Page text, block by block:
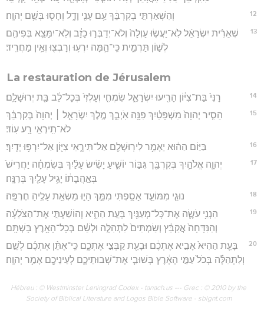
12 וְהִשְׁאַרְתִּ֣י בְקִרְבֵּ֔ךְ עַ֥ם עָנִ֖י וָדָ֑ל וְחָס֖וּ בְּשֵׁ֥ם יְהוָֽה׃
13
שְׁאֵרִ֨ית יִשְׂרָאֵ֜ל לֹֽא־יַעֲשׂ֤וּ עַוְלָה֙ וְלֹא־יְדַבְּר֣וּ כָזָ֔ב וְלֹֽא־יִמָּצֵ֥א בְּפִיהֶ֖ם
לְשׁ֣וֹן תַּרְמִ֑ית כִּֽי־הֵ֛מָּה יִרְע֥וּ וְרָבְצ֖וּ וְאֵ֥ין מַחֲרִֽיד׃
La restauration de Jérusalem
14 רָנִּי֙ בַּת־צִיּ֔וֹן הָרִ֖יעוּ יִשְׂרָאֵ֑ל שִׂמְחִ֤י וְעָלְזִי֙ בְּכָל־לֵ֔ב בַּ֖ת יְרוּשָׁלִָֽם׃
15
הֵסִ֤יר יְהוָה֙ מִשְׁפָּטַ֔יִךְ פִּנָּ֖ה אֹֽיְבֵ֑ךְ מֶ֣לֶךְ יִשְׂרָאֵ֤ל ׀ יְהוָה֙ בְּקִרְבֵּ֔ךְ
לֹא־תִֽירְאִ֥י רָ֖ע עֽוֹד׃
16 בַּיּ֣וֹם הַה֔וּא יֵאָמֵ֥ר לִירֽוּשָׁלִַ֖ם אַל־תִּירָ֑אִי צִיּ֖וֹן אַל־יִרְפּ֥וּ יָדָֽיִךְ׃
17
יְהוָ֧ה אֱלֹהַ֛יִךְ בְּקִרְבֵּ֖ך גִּבּ֣וֹר יוֹשִׁ֑יעַ יָשִׂ֨ישׂ עָלַ֜יִךְ בְּשִׂמְחָ֗ה יַחֲרִישׁ֙
בְּאַ֣הֲבָת֔וֹ יָגִ֥יל עָלַ֖יִךְ בְּרִנָּֽה׃
18 נוּגֵ֧י מִמּוֹעֵ֛ד אָסַ֖פְתִּי מִמֵּ֣ךְ הָי֑וּ מַשְׂאֵ֥ת עָלֶ֖יהָ חֶרְפָּֽה׃
19
הִנְנִ֥י עֹשֶׂ֛ה אֶת־כָּל־מְעַנַּ֖יִךְ בָּעֵ֣ת הַהִ֑יא וְהוֹשַׁעְתִּ֣י אֶת־הַצֹּלֵעָ֗ה
וְהַנִּדָּחָה֙ אֲקַבֵּ֔ץ וְשַׂמְתִּים֙ לִתְהִלָּ֣ה וּלְשֵׁ֔ם בְּכָל־הָאָ֖רֶץ בָּשְׁתָּֽם׃
20
בָּעֵ֤ת הַהִיא֙ אָבִ֣יא אֶתְכֶ֔ם וּבָעֵ֖ת קַבְּצִ֣י אֶתְכֶ֑ם כִּֽי־אֶתֵּ֨ן אֶתְכֶ֜ם לְשֵׁ֣ם
וְלִתְהִלָּ֗ה בְּכֹל֙ עַמֵּ֣י הָאָ֔רֶץ בְּשׁוּבִ֧י אֶת־שְׁבוּתֵיכֶ֛ם לְעֵינֵיכֶ֖ם אָמַ֥ר יְהוָֽה׃
Hébreu : © Westminster Leningrad Codex - tanach.us --- Grec : © 2010 by the
Society of Biblical Literature and Logos Bible Software - sblgnt.com